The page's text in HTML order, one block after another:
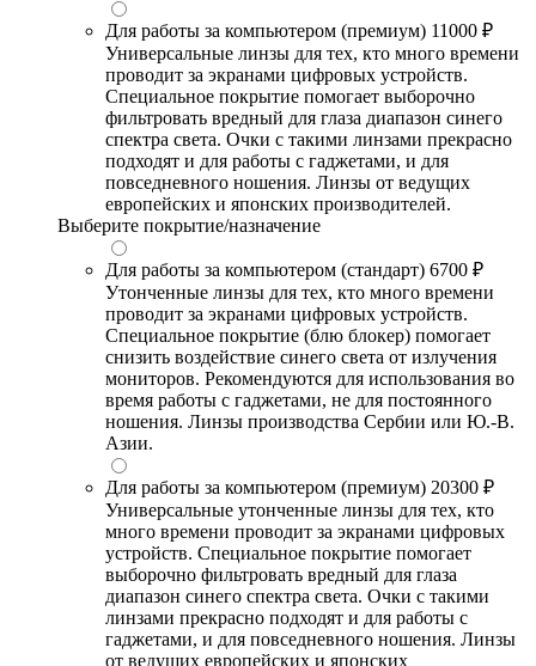
Для работы за компьютером (премиум) 11000 ₽
Универсальные линзы для тех, кто много времени
проводит за экранами цифровых устройств.
Специальное покрытие помогает выборочно
фильтровать вредный для глаза диапазон синего
спектра света. Очки с такими линзами прекрасно
подходят и для работы с гаджетами, и для
повседневного ношения. Линзы от ведущих
европейских и японских производителей.
Выберите покрытие/назначение
Для работы за компьютером (стандарт) 6700 ₽
Утонченные линзы для тех, кто много времени
проводит за экранами цифровых устройств.
Специальное покрытие (блю блокер) помогает
снизить воздействие синего света от излучения
мониторов. Рекомендуются для использования во
время работы с гаджетами, не для постоянного
ношения. Линзы производства Сербии или Ю.-В.
Азии.
Для работы за компьютером (премиум) 20300 ₽
Универсальные утонченные линзы для тех, кто
много времени проводит за экранами цифровых
устройств. Специальное покрытие помогает
выборочно фильтровать вредный для глаза
диапазон синего спектра света. Очки с такими
линзами прекрасно подходят и для работы с
гаджетами, и для повседневного ношения. Линзы
от ведущих европейских и японских